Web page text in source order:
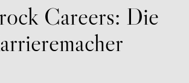
Careers: Die